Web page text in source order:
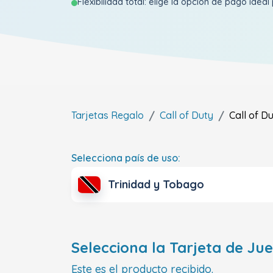
Tarjetas Regalo Call of Duty Call of
Selecciona país de uso:
Trinidad y Tobago
Selecciona la Tarjeta de
Este es el producto recibido.